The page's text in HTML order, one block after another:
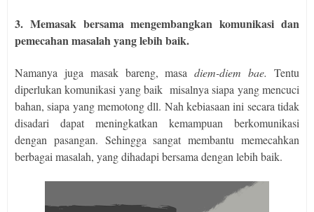
3. Memasak bersama mengembangkan komunikasi dan
pemecahan masalah yang lebih baik.
Namanya juga masak bareng, masa diem-diem bae. Tentu
diperlukan komunikasi yang baik misalnya siapa yang mencuci
bahan, siapa yang memotong dll. Nah kebiasaan ini secara tidak
disadari dapat meningkatkan kemampuan berkomunikasi
dengan pasangan. Sehingga sangat membantu memecahkan
berbagai masalah, yang dihadapi bersama dengan lebih baik.